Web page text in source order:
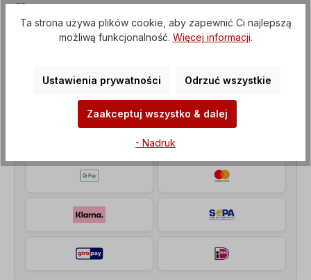
Numer produktu:CAW05.AB
Ta strona używa plików cookie, aby zapewnić Ci najlepszą
możliwą funkcjonalność. Więcej informacji.
Ustawienia prywatności Odrzuć wszystkie
Zaakceptuj wszystko & dalej
- Nadruk